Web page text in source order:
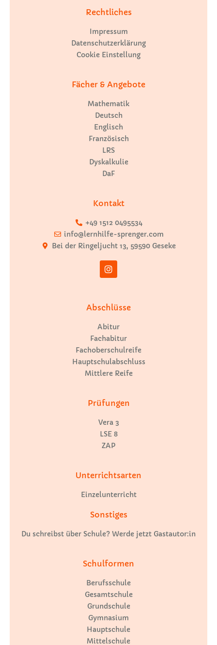
Rechtliches
Impressum
Datenschutzerklärung
Cookie Einstellung
Fächer & Angebote
Mathematik
Deutsch
Englisch
Französisch
LRS
Dyskalkulie
DaF
Kontakt
+49 1512 0495534
info@lernhilfe-sprenger.com
Bei der Ringeljucht 13, 59590 Geseke
Abschlüsse
Abitur
Fachabitur
Fachoberschulreife
Hauptschulabschluss
Mittlere Reife
Prüfungen
Vera 3
LSE 8
ZAP
Unterrichtsarten
Einzelunterricht
Sonstiges
Du schreibst über Schule? Werde jetzt Gastautor:in
Schulformen
Berufsschule
Gesamtschule
Grundschule
Gymnasium
Hauptschule
Mittelschule